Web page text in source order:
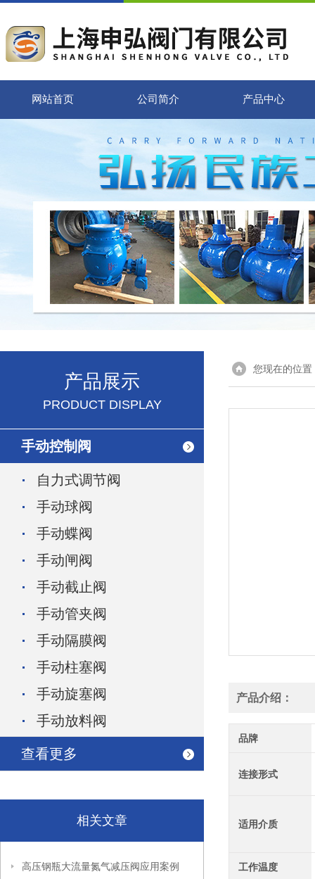
网站首页 公司简介 产品中心
产品展示
PRODUCT DISPLAY
手动控制阀
自力式调节阀
手动球阀
手动蝶阀
手动闸阀
手动截止阀
手动管夹阀
手动隔膜阀
手动柱塞阀
手动旋塞阀
手动放料阀
查看更多
相关文章
高压钢瓶大流量氮气减压阀应用案例
您现在的位置
产品介绍：
品牌
连接形式
适用介质
工作温度